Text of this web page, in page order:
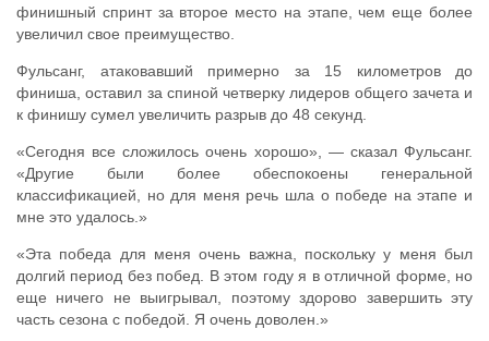
финишный спринт за второе место на этапе, чем еще более
увеличил свое преимущество.
Фульсанг, атаковавший примерно за 15 километров до
финиша, оставил за спиной четверку лидеров общего зачета и
к финишу сумел увеличить разрыв до 48 секунд.
«Сегодня все сложилось очень хорошо», — сказал Фульсанг.
«Другие были более обеспокоены генеральной
классификацией, но для меня речь шла о победе на этапе и
мне это удалось.»
«Эта победа для меня очень важна, поскольку у меня был
долгий период без побед. В этом году я в отличной форме, но
еще ничего не выигрывал, поэтому здорово завершить эту
часть сезона с победой. Я очень доволен.»